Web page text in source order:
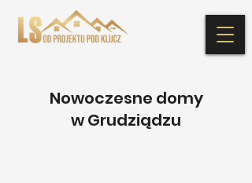
Nowoczesne domy
w Grudziądzu